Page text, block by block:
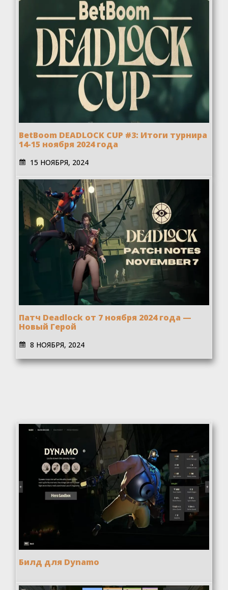
BetBoom DEADLOCK CUP #3: Итоги турнира
14-15 ноября 2024 года
15 НОЯБРЯ, 2024
Патч Deadlock от 7 ноября 2024 года —
Новый Герой
8 НОЯБРЯ, 2024
Билд для Dynamo